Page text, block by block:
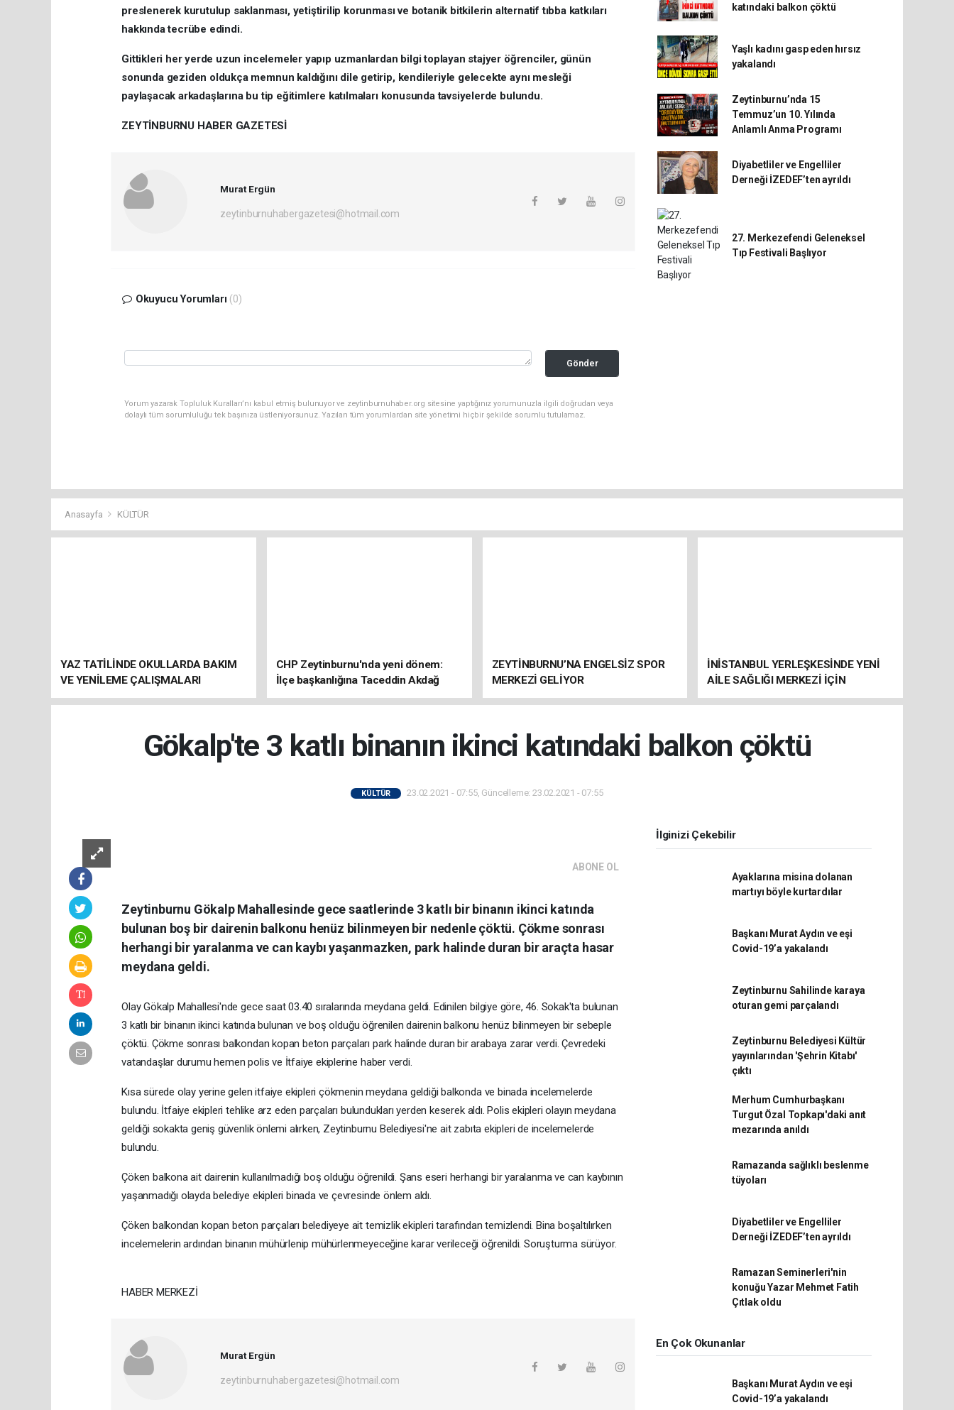
preslenerek kurutulup saklanması, yetiştirilip korunması ve botanik bitkilerin alternatif tıbba katkıları
hakkında tecrübe edindi.
Gittikleri her yerde uzun incelemeler yapıp uzmanlardan bilgi toplayan stajyer öğrenciler, günün
sonunda geziden oldukça memnun kaldığını dile getirip, kendileriyle gelecekte aynı mesleği
paylaşacak arkadaşlarına bu tip eğitimlere katılmaları konusunda tavsiyelerde bulundu.
ZEYTİNBURNU HABER GAZETESİ
Murat Ergün
zeytinburnuhabergazetesi@hotmail.com
Okuyucu Yorumları (0)
Gönder
Yorum yazarak Topluluk Kuralları’nı kabul etmiş bulunuyor ve zeytinburnuhaber.org sitesine yaptığınız yorumunuzla ilgili doğrudan veya
dolaylı tüm sorumluluğu tek başınıza üstleniyorsunuz. Yazılan tüm yorumlardan site yönetimi hiçbir şekilde sorumlu tutulamaz.
katındaki balkon çöktü
Yaşlı kadını gasp eden hırsız
yakalandı
Zeytinburnu’nda 15
Temmuz’un 10. Yılında
Anlamlı Anma Programı
Diyabetliler ve Engelliler
Derneği İZEDEF’ten ayrıldı
27. Merkezefendi Geleneksel
Tıp Festivali Başlıyor
Anasayfa KÜLTÜR
YAZ TATİLİNDE OKULLARDA BAKIM
VE YENİLEME ÇALIŞMALARI
SÜRÜYOR
CHP Zeytinburnu'nda yeni dönem:
İlçe başkanlığına Taceddin Akdağ
atandı
ZEYTİNBURNU’NA ENGELSİZ SPOR
MERKEZİ GELİYOR
İNİSTANBUL YERLEŞKESİNDE YENİ
AİLE SAĞLIĞI MERKEZİ İÇİN
HAZIRLIKLAR SÜRÜYOR
Gökalp'te 3 katlı binanın ikinci katındaki balkon çöktü
KÜLTÜR 23.02.2021 - 07:55, Güncelleme: 23.02.2021 - 07:55
ABONE OL
Zeytinburnu Gökalp Mahallesinde gece saatlerinde 3 katlı bir binanın ikinci katında
bulunan boş bir dairenin balkonu henüz bilinmeyen bir nedenle çöktü. Çökme sonrası
herhangi bir yaralanma ve can kaybı yaşanmazken, park halinde duran bir araçta hasar
meydana geldi.
Olay Gökalp Mahallesi'nde gece saat 03.40 sıralarında meydana geldi. Edinilen bilgiye göre, 46. Sokak'ta bulunan
3 katlı bir binanın ikinci katında bulunan ve boş olduğu öğrenilen dairenin balkonu henüz bilinmeyen bir sebeple
çöktü. Çökme sonrası balkondan kopan beton parçaları park halinde duran bir arabaya zarar verdi. Çevredeki
vatandaşlar durumu hemen polis ve İtfaiye ekiplerine haber verdi.
Kısa sürede olay yerine gelen itfaiye ekipleri çökmenin meydana geldiği balkonda ve binada incelemelerde
bulundu. İtfaiye ekipleri tehlike arz eden parçaları bulundukları yerden keserek aldı. Polis ekipleri olayın meydana
geldiği sokakta geniş güvenlik önlemi alırken, Zeytinburnu Belediyesi'ne ait zabıta ekipleri de incelemelerde
bulundu.
Çöken balkona ait dairenin kullanılmadığı boş olduğu öğrenildi. Şans eseri herhangi bir yaralanma ve can kaybının
yaşanmadığı olayda belediye ekipleri binada ve çevresinde önlem aldı.
Çöken balkondan kopan beton parçaları belediyeye ait temizlik ekipleri tarafından temizlendi. Bina boşaltılırken
incelemelerin ardından binanın mühürlenip mühürlenmeyeceğine karar verileceği öğrenildi. Soruşturma sürüyor.
HABER MERKEZİ
Murat Ergün
zeytinburnuhabergazetesi@hotmail.com
İlginizi Çekebilir
Ayaklarına misina dolanan
martıyı böyle kurtardılar
Başkanı Murat Aydın ve eşi
Covid-19’a yakalandı
Zeytinburnu Sahilinde karaya
oturan gemi parçalandı
Zeytinburnu Belediyesi Kültür
yayınlarından 'Şehrin Kitabı'
çıktı
Merhum Cumhurbaşkanı
Turgut Özal Topkapı'daki anıt
mezarında anıldı
Ramazanda sağlıklı beslenme
tüyoları
Diyabetliler ve Engelliler
Derneği İZEDEF’ten ayrıldı
Ramazan Seminerleri'nin
konuğu Yazar Mehmet Fatih
Çıtlak oldu
En Çok Okunanlar
Başkanı Murat Aydın ve eşi
Covid-19’a yakalandı